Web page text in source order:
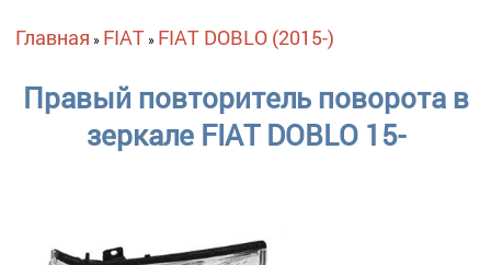
Вы здесь
Главная » FIAT» FIAT DOBLO (2015-)
Правый повторитель поворота в
зеркале FIAT DOBLO 15-